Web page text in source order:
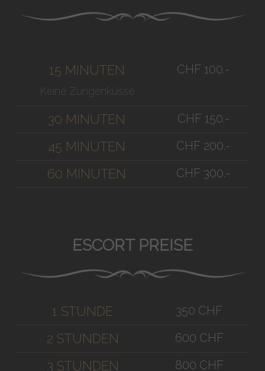
15 MINUTEN
Keine Zungenküsse
CHF 100.-
30 MINUTEN CHF 150.-
45 MINUTEN CHF 200.-
60 MINUTEN CHF 300.-
ESCORT PREISE
1 STUNDE 350 CHF
2 STUNDEN 600 CHF
3 STUNDEN 800 CHF